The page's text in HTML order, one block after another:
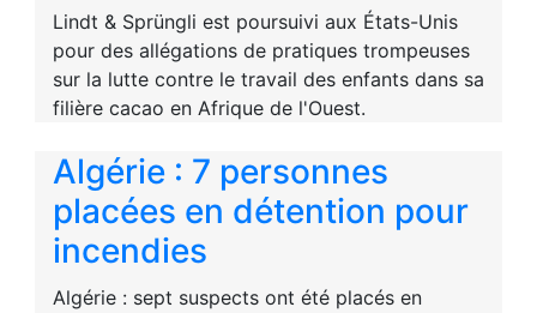
Lindt & Sprüngli est poursuivi aux États-Unis
pour des allégations de pratiques trompeuses
sur la lutte contre le travail des enfants dans sa
filière cacao en Afrique de l'Ouest.
Algérie : 7 personnes
placées en détention pour
incendies
Algérie : sept suspects ont été placés en